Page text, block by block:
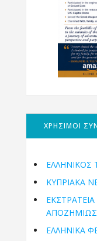
ΧΡΗΣΙΜΟΙ
ΕΛΛΗΝΙΚΟΣ
ΚΥΠΡΙΑΚΑ
ΕΛΛΗΝΙΚΆ